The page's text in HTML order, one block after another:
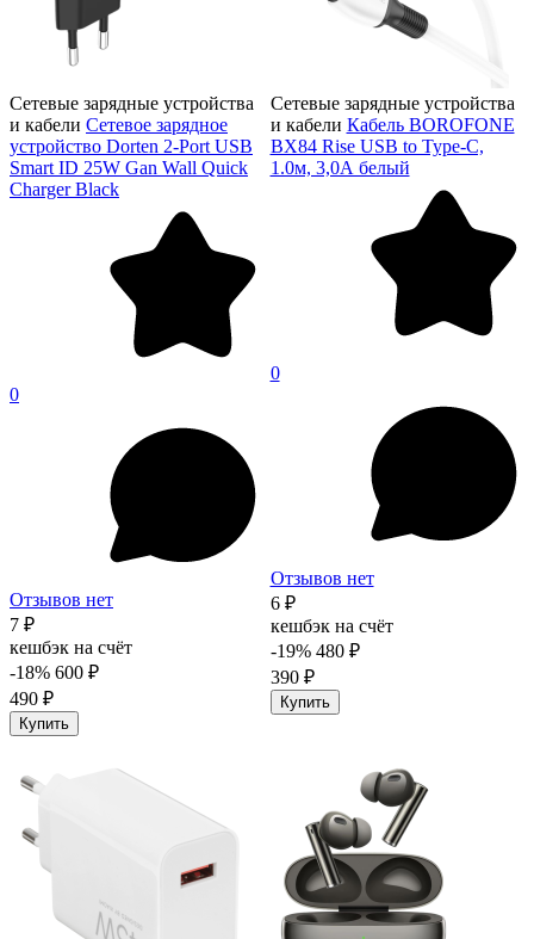
Сетевые зарядные устройства
и кабели Сетевое зарядное
устройство Dorten 2-Port USB
Smart ID 25W Gan Wall Quick
Charger Black
0
Отзывов нет
7 ₽
кешбэк на счёт
-18% 600 ₽
490 ₽
Купить
Сетевые зарядные устройства
и кабели Кабель BOROFONE
BX84 Rise USB to Type-C,
1.0м, 3,0А белый
0
Отзывов нет
6 ₽
кешбэк на счёт
-19% 480 ₽
390 ₽
Купить